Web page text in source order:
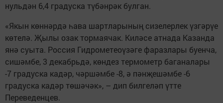
нульдән 6,4 градуска түбәнрәк булган.
«Якын көннәрдә һава шартларының сизелерлек үзгәрүе
көтелә. Җылы озак тормаячак. Киләсе атнада Казанда
янә суыта. Россия Гидрометеоүзәге фаразлары буенча,
сишәмбе, 3 декабрьдә, көндез термометр баганалары
-7 градуска кадәр, чәршәмбе -8, ә пәнҗешәмбе -6
градуска кадәр төшәчәк», – дип билгеләп үтте
Переведенцев.